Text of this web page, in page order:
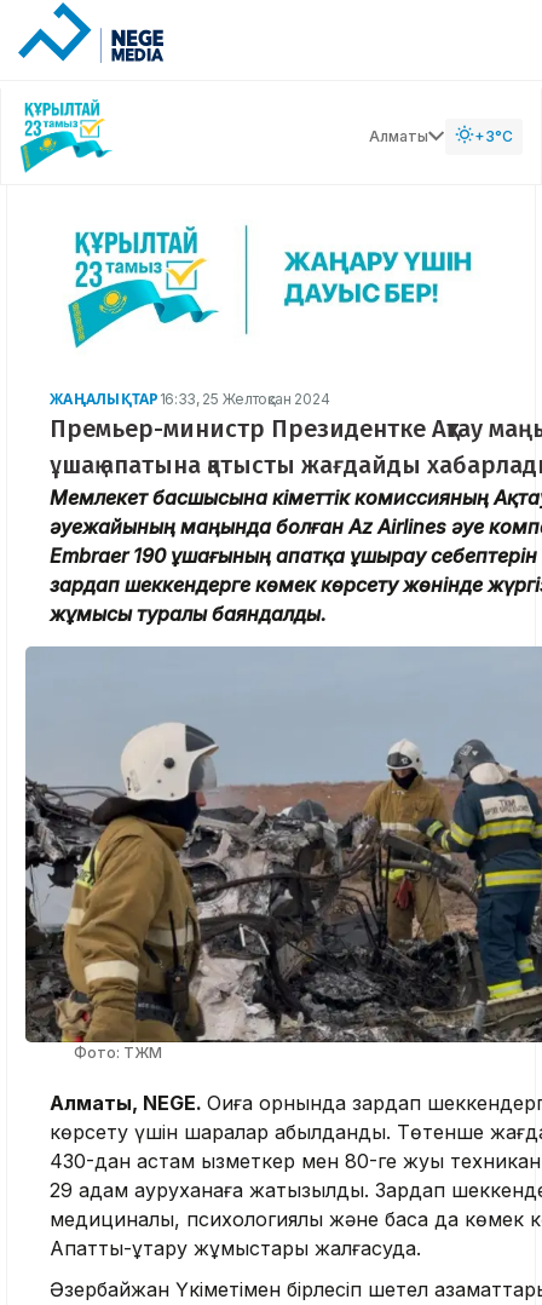
Алматы +3°C
ЖАҢАЛЫҚТАР 16:33, 25 Желтоқсан 2024
Премьер-министр Президентке Ақтау
ұшақ апатына қатысты жағдайды
Мемлекет басшысына Үкіметтік комиссияның
әуежайының маңында болған Аz Airlines әуе
Embraer 190 ұшағының апатқа ұшырау
зардап шеккендерге көмек көрсету жөнінде
жұмысы туралы баяндалды.
Фото: ТЖМ
Алматы, NEGE. Оқиға орнында зардап
көрсету үшін шаралар қабылданды. Төтенше
430-дан астам қызметкер мен 80-ге жуық
29 адам ауруханаға жатқызылды. Зардап
медициналық, психологиялық және басқа да көмек
Апаттық-құтқару жұмыстары жалғасуда.
Әзербайжан Үкіметімен бірлесіп шетел